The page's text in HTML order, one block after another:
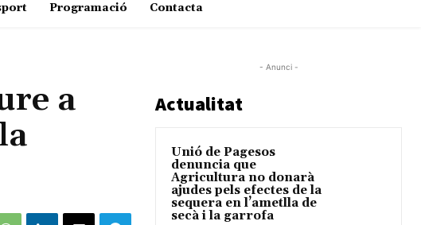
Programació Contacta
a
- Anunci -
Actualitat
Unió de Pagesos
denuncia que
Agricultura no donarà
ajudes pels efectes de la
sequera en l’ametlla de
secà i la garrofa